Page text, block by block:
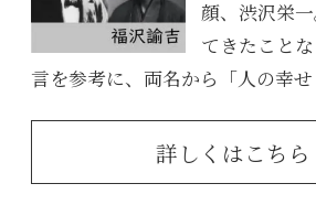
顔、渋沢栄
てきたこと
言を参考に、両名から「人の幸せ
詳しくはこちら